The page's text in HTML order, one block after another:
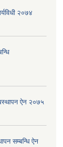
२०७४
ऐन २०७५
सम्बन्धि ऐन